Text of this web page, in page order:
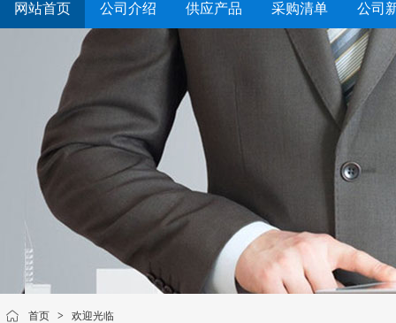
网站首页 公司介绍 供应产品 采购清单 公司
首页 > 欢迎光临